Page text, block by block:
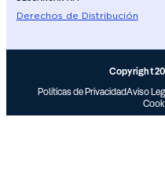
Derechos de Distribución
Copyright
Políticas de PrivacidadAviso